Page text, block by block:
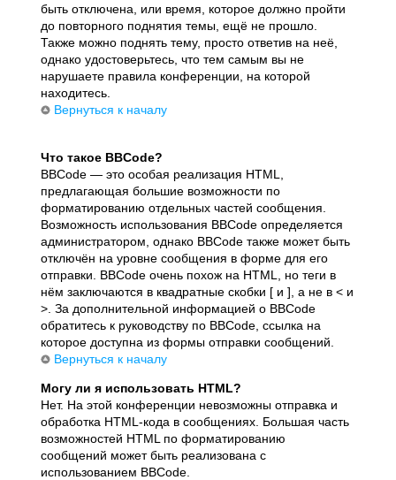
быть отключена, или время, которое должно пройти
до повторного поднятия темы, ещё не прошло.
Также можно поднять тему, просто ответив на неё,
однако удостоверьтесь, что тем самым вы не
нарушаете правила конференции, на которой
находитесь.
Вернуться к началу
Что такое BBCode?
BBCode — это особая реализация HTML,
предлагающая большие возможности по
форматированию отдельных частей сообщения.
Возможность использования BBCode определяется
администратором, однако BBCode также может быть
отключён на уровне сообщения в форме для его
отправки. BBCode очень похож на HTML, но теги в
нём заключаются в квадратные скобки [ и ], а не в < и
>. За дополнительной информацией о BBCode
обратитесь к руководству по BBCode, ссылка на
которое доступна из формы отправки сообщений.
Вернуться к началу
Могу ли я использовать HTML?
Нет. На этой конференции невозможны отправка и
обработка HTML-кода в сообщениях. Большая часть
возможностей HTML по форматированию
сообщений может быть реализована с
использованием BBCode.